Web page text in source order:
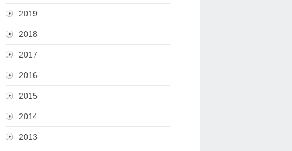
2019
2018
2017
2016
2015
2014
2013